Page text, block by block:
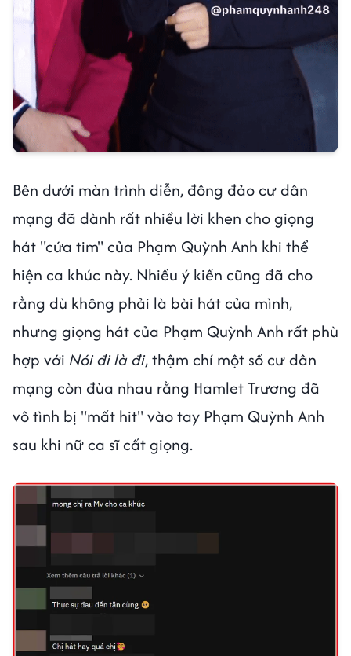
Bên dưới màn trình diễn, đông đảo cư dân
mạng đã dành rất nhiều lời khen cho giọng
hát "cứa tim" của Phạm Quỳnh Anh khi thể
hiện ca khúc này. Nhiều ý kiến cũng đã cho
rằng dù không phải là bài hát của mình,
nhưng giọng hát của Phạm Quỳnh Anh rất phù
hợp với Nói đi là đi, thậm chí một số cư dân
mạng còn đùa nhau rằng Hamlet Trương đã
vô tình bị "mất hit" vào tay Phạm Quỳnh Anh
sau khi nữ ca sĩ cất giọng.